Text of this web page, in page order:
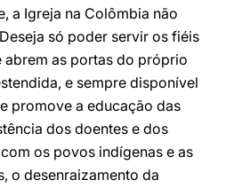
a Igreja na Colômbia não
só poder servir os fiéis
abrem as portas do próprio
e sempre disponível
promove a educação das
dos doentes e dos
os povos indígenas e as
o desenraizamento da